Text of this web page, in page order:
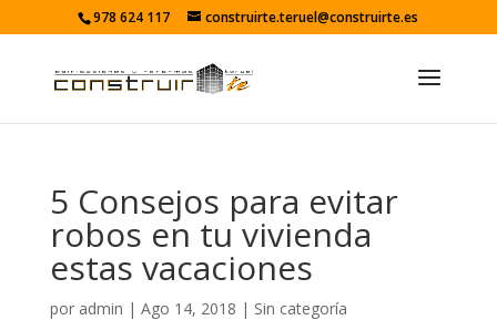
978 624 117 construirte.teruel@construirte.es
5 Consejos para evitar
robos en tu vivienda
estas vacaciones
por admin | Ago 14, 2018 | Sin categoría